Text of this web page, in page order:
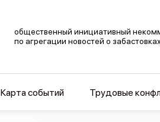
общественный инициативный
по агрегации новостей о
Карта событий Трудовые